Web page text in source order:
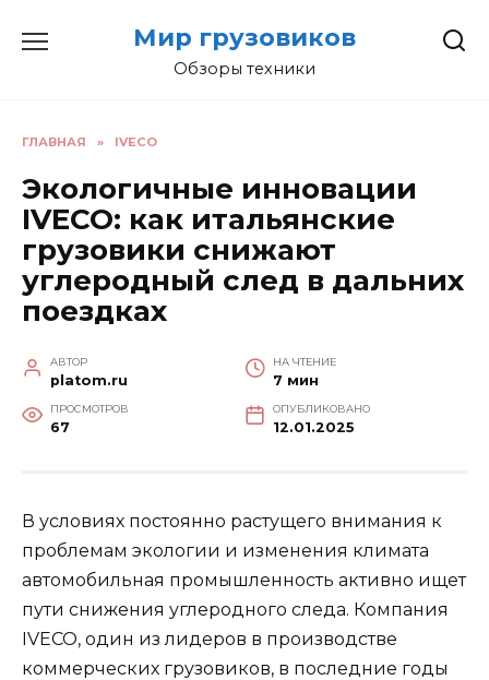
Мир грузовиков
Обзоры техники
ГЛАВНАЯ » IVECO
Экологичные инновации
IVECO: как итальянские
грузовики снижают
углеродный след в дальних
поездках
АВТОР
platom.ru
НА ЧТЕНИЕ
7 мин
ПРОСМОТРОВ
67
ОПУБЛИКОВАНО
12.01.2025
В условиях постоянно растущего внимания к
проблемам экологии и изменения климата
автомобильная промышленность активно ищет
пути снижения углеродного следа. Компания
IVECO, один из лидеров в производстве
коммерческих грузовиков, в последние годы